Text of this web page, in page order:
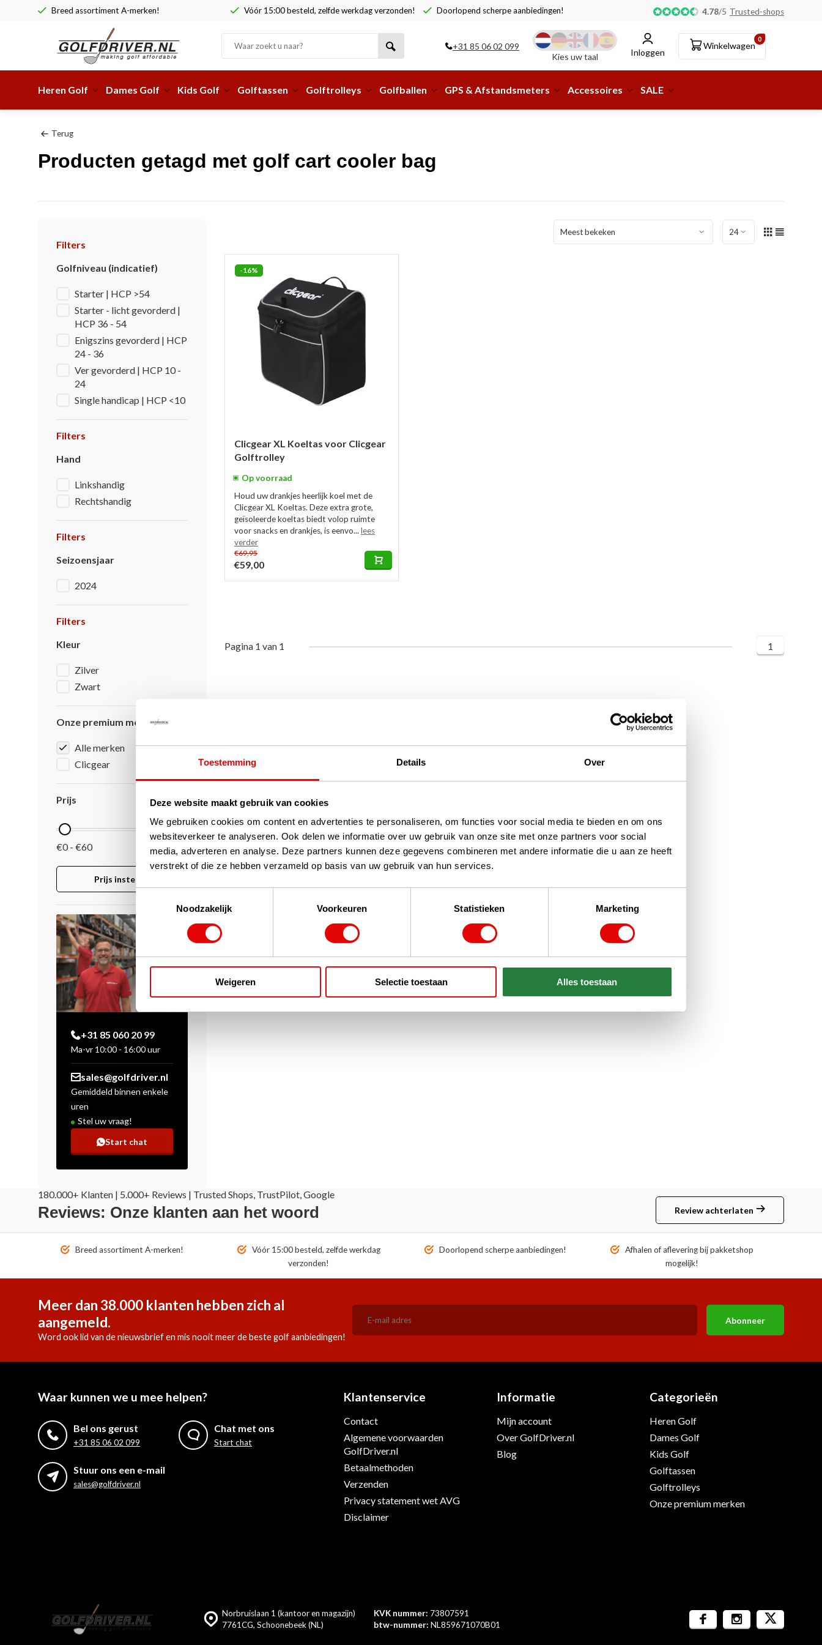
Toestemming Details Over
Deze website maakt gebruik van cookies
We gebruiken cookies om content en advertenties te personaliseren, om functies voor social media te bieden en om ons
websiteverkeer te analyseren. Ook delen we informatie over uw gebruik van onze site met onze partners voor social
media, adverteren en analyse. Deze partners kunnen deze gegevens combineren met andere informatie die u aan ze heeft
verstrekt of die ze hebben verzameld op basis van uw gebruik van hun services.
Toestemmingsselectie
Noodzakelijk
Voorkeuren Statistieken Marketing
Weigeren Selectie toestaan Alles toestaan
Breed assortiment A-merken! Vóór 15:00 besteld, zelfde werkdag verzonden! Doorlopend scherpe aanbiedingen! Afhalen of aflevering bij pakketshop mogelijk!
4.78/5 Trusted-shops
+31 85 06 02 099
Kies uw taal
Inloggen
0
Winkelwagen
Heren Golf Dames Golf Kids Golf Golftassen Golftrolleys Golfballen GPS & Afstandsmeters Accessoires SALE
Terug
Producten getagd met golf cart cooler bag
Filters
Golfniveau (indicatief)
Starter | HCP >54
Starter - licht gevorderd |
HCP 36 - 54
Enigszins gevorderd | HCP
24 - 36
Ver gevorderd | HCP 10 -
24
Single handicap | HCP <10
Filters
Hand
Linkshandig
Rechtshandig
Filters
Seizoensjaar
2024
Filters
Kleur
Zilver
Zwart
Onze premium merken
Alle merken
Clicgear
Prijs
€0 - €60
Prijs instellen
+31 85 060 20 99
Ma-vr 10:00 - 16:00 uur
sales@golfdriver.nl
Gemiddeld binnen enkele
uren
Stel uw vraag!
Start chat
-16%
Clicgear XL Koeltas voor Clicgear
Golftrolley
Op voorraad
Houd uw drankjes heerlijk koel met de
Clicgear XL Koeltas. Deze extra grote,
geïsoleerde koeltas biedt volop ruimte
voor snacks en drankjes, is eenvo... lees
verder
€69,95
€59,00
Pagina 1 van 1 1
180.000+ Klanten | 5.000+ Reviews | Trusted Shops, TrustPilot, Google
Reviews: Onze klanten aan het woord Review achterlaten
Breed assortiment A-merken!
Vóór 15:00 besteld, zelfde werkdag
verzonden!
Doorlopend scherpe aanbiedingen!
Afhalen of aflevering bij pakketshop
mogelijk!
Meer dan 38.000 klanten hebben zich al
aangemeld.
Word ook lid van de nieuwsbrief en mis nooit meer de beste golf aanbiedingen!
Abonneer
Waar kunnen we u mee helpen?
Bel ons gerust
+31 85 06 02 099
Chat met ons
Start chat
Stuur ons een e-mail
sales@golfdriver.nl
Klantenservice
Contact
Algemene voorwaarden
GolfDriver.nl
Betaalmethoden
Verzenden
Privacy statement wet AVG
Disclaimer
Informatie
Mijn account
Over GolfDriver.nl
Blog
Categorieën
Heren Golf
Dames Golf
Kids Golf
Golftassen
Golftrolleys
Onze premium merken
Norbruislaan 1 (kantoor en magazijn)
7761CG, Schoonebeek (NL)
KVK nummer: 73807591
btw-nummer: NL859671070B01